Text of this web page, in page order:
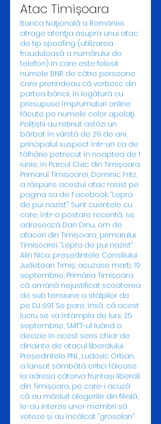
Atac Timișoara
Banca Naţională a României
atrage atenţia asupra unui atac
de tip spoofing (utilizarea
frauduloasă a numărului de
telefon) în care este folosit
numele BNR de către persoane
care pretindeau că vorbesc din
partea băncii, în legătură cu
presupuse împrumuturi online
făcute pe numele celor apelaţi.
Polițiștii au reținut astăzi un
bărbat în vârstă de 29 de ani,
principalul suspect într-un ca de
tâlhărie petrecut în noaptea de 1
iunie, în Parcul Civic din Timișoara.
Primarul Timișoarei, Dominic Fritz,
a răspuns acestui atac rasist pe
pagina sa de Facebook: “Lepra
de pui nazist”. Sunt cuvintele cu
care, într-o postare recentă, se
adresează Dan Dinu, om de
afaceri din Timișoara, primarului
Timișoarei. “Lepra de pui nazist”.
Alin Nica, președintele Consiliului
Județean Timiș, acuzase marți, 19
septembrie, Primăria Timișoara
că amână nejustificat scoaterea
de sub tensiune a stâlpilor de
pe DJ 691. Se pare, însă, că acest
lucru se va întâmpla de luni, 25
septembrie, SMTT-ul luând o
decizie în acest sens chiar de
dinainte de atacul liberalului.
Președintele PNL, Ludovic Orban,
a lansat sâmbătă critici tăioase
la adresa câtorva fruntași liberali
din Timișoara, pe care-i acuză
că au măsluit alegerile din filială,
le-au interzis unor membri să
voteze și au încălcat “grosolan”